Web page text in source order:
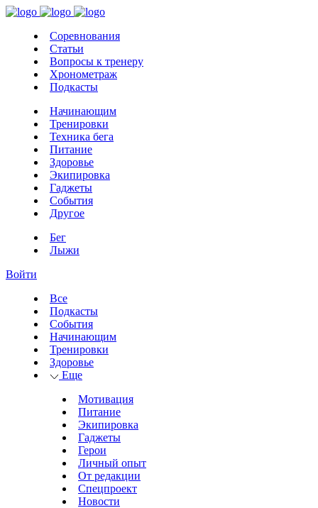
Соревнования
Статьи
Вопросы к тренеру
Хронометраж
Подкасты
Начинающим
Тренировки
Техника бега
Питание
Здоровье
Экипировка
Гаджеты
События
Другое
Бег
Лыжи
Войти
Все
Подкасты
События
Начинающим
Тренировки
Здоровье
Еще
Мотивация
Питание
Экипировка
Гаджеты
Герои
Личный опыт
От редакции
Спецпроект
Новости